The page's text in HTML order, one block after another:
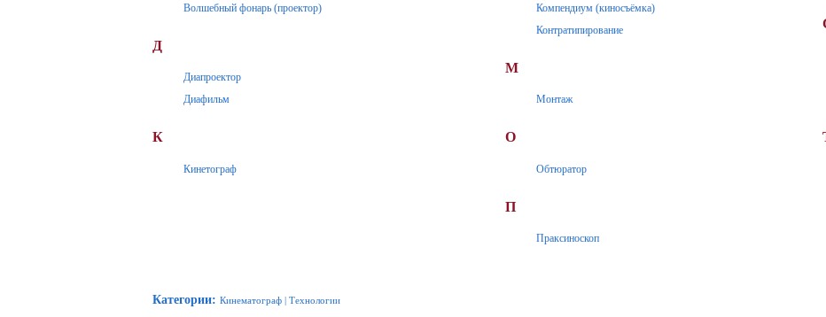
Волшебный фонарь (проектор)
Д
Диапроектор
Диафильм
К
Кинетограф
Компендиум (киносъёмка)
Контратипирование
М
Монтаж
О
Обтюратор
П
Праксиноскоп
Категории: Кинематограф | Технологии